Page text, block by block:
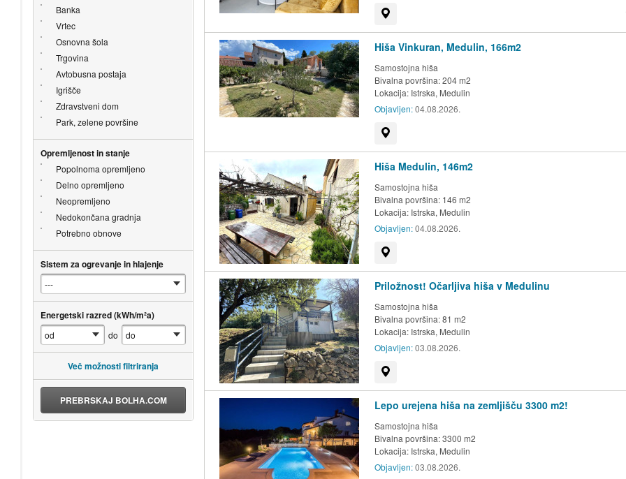
Hiša Vinkuran, Medulin, 166m2
Samostojna hiša
Bivalna površina: 204 m2
Lokacija: Istrska, Medulin
Objavljen:04.08.2026.
Hiša Medulin, 146m2
Samostojna hiša
Bivalna površina: 146 m2
Lokacija: Istrska, Medulin
Objavljen:04.08.2026.
Priložnost! Očarljiva hiša v Medulinu
Samostojna hiša
Bivalna površina: 81 m2
Lokacija: Istrska, Medulin
Objavljen:03.08.2026.
Lepo urejena hiša na zemljišču 3300 m2!
Samostojna hiša
Bivalna površina: 3300 m2
Lokacija: Istrska, Medulin
Objavljen:03.08.2026.
Banka
Vrtec
Osnovna šola
Trgovina
Avtobusna postaja
Igrišče
Zdravstveni dom
Park, zelene površine
Opremljenost in stanje
Popolnoma opremljeno
Delno opremljeno
Neopremljeno
Nedokončana gradnja
Potrebno obnove
Sistem za ogrevanje in hlajenje
Energetski razred (kWh/m²a)
do
Več možnosti filtriranja
PREBRSKAJ BOLHA.COM